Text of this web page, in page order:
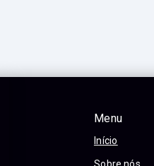
Menu
Início
Sobre nós